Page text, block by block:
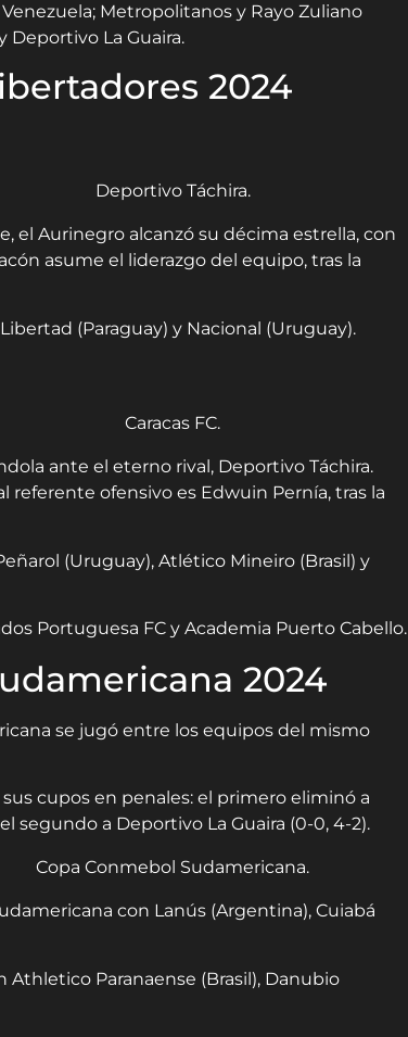
Metropolitanos y Rayo Zuliano
Deportivo La Guaira.
2024
el Aurinegro alcanzó su décima estrella, con
asume el liderazgo del equipo, tras la
(Paraguay) y Nacional (Uruguay).
ante el eterno rival, Deportivo Táchira.
referente ofensivo es Edwuin Pernía, tras la
(Uruguay), Atlético Mineiro (Brasil) y
Portuguesa FC y Academia Puerto Cabello.
2024
se jugó entre los equipos del mismo
cupos en penales: el primero eliminó a
segundo a Deportivo La Guaira (0-0, 4-2).
con Lanús (Argentina), Cuiabá
Athletico Paranaense (Brasil), Danubio